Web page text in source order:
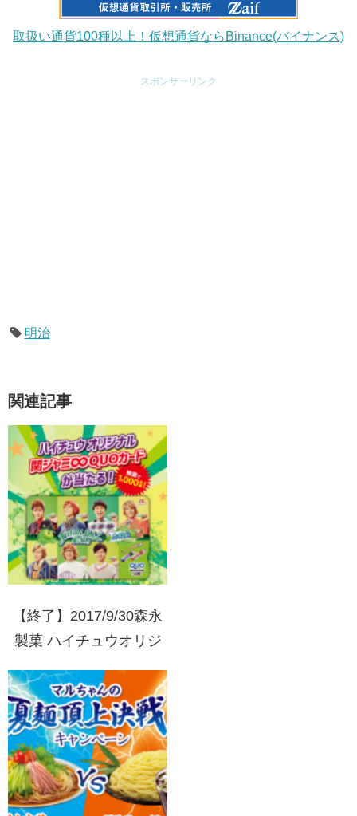
取扱い通貨100種以上！仮想通貨ならBinance(バイナンス)
スポンサーリンク
明治
関連記事
【終了】2017/9/30森永
製菓 ハイチュウオリジ
ード プレゼントキャン
ペーン